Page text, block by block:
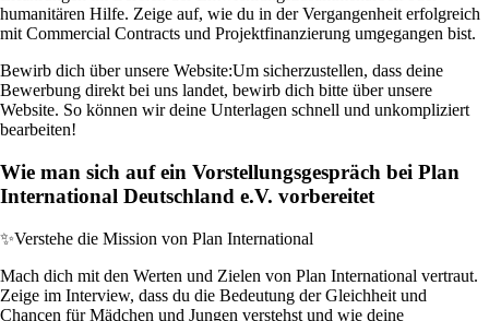
humanitären Hilfe. Zeige auf, wie du in der Vergangenheit erfolgreich
mit Commercial Contracts und Projektfinanzierung umgegangen bist.
Bewirb dich über unsere Website:Um sicherzustellen, dass deine
Bewerbung direkt bei uns landet, bewirb dich bitte über unsere
Website. So können wir deine Unterlagen schnell und unkompliziert
bearbeiten!
Wie man sich auf ein Vorstellungsgespräch bei Plan
International Deutschland e.V. vorbereitet
✨Verstehe die Mission von Plan International
Mach dich mit den Werten und Zielen von Plan International vertraut.
Zeige im Interview, dass du die Bedeutung der Gleichheit und
Chancen für Mädchen und Jungen verstehst und wie deine